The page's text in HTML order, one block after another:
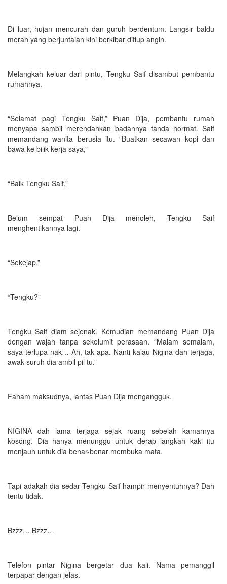
Di luar, hujan mencurah dan guruh berdentum. Langsir baldu
merah yang berjuntaian kini berkibar ditiup angin.
Melangkah keluar dari pintu, Tengku Saif disambut pembantu
rumahnya.
“Selamat pagi Tengku Saif,” Puan Dija, pembantu rumah
menyapa sambil merendahkan badannya tanda hormat. Saif
memandang wanita berusia itu. “Buatkan secawan kopi dan
bawa ke bilik kerja saya,”
“Baik Tengku Saif,”
Belum sempat Puan Dija menoleh, Tengku Saif
menghentikannya lagi.
“Sekejap,”
“Tengku?”
Tengku Saif diam sejenak. Kemudian memandang Puan Dija
dengan wajah tanpa sekelumit perasaan. “Malam semalam,
saya terlupa nak… Ah, tak apa. Nanti kalau Nigina dah terjaga,
awak suruh dia ambil pil tu.”
Faham maksudnya, lantas Puan Dija mengangguk.
NIGINA dah lama terjaga sejak ruang sebelah kamarnya
kosong. Dia hanya menunggu untuk derap langkah kaki itu
menjauh untuk dia benar-benar membuka mata.
Tapi adakah dia sedar Tengku Saif hampir menyentuhnya? Dah
tentu tidak.
Bzzz… Bzzz…
Telefon pintar Nigina bergetar dua kali. Nama pemanggil
terpapar dengan jelas.